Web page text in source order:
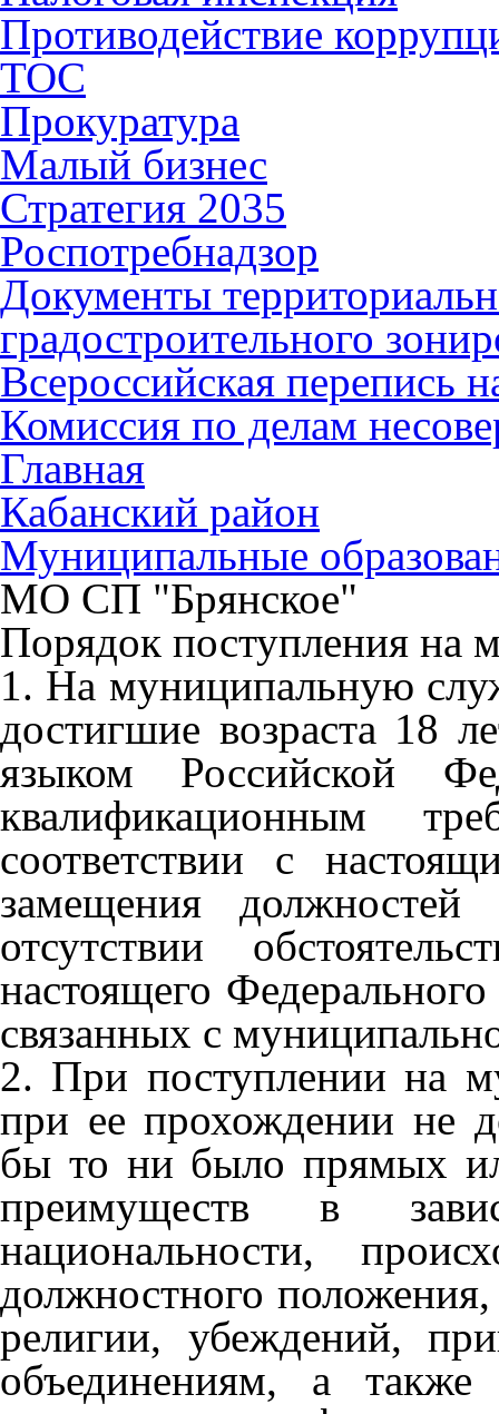
Противодействие
ТОС
Прокуратура
Малый бизнес
Стратегия 2035
Роспотребнадзор
Документы
градостроительного
Всероссийская перепись
Комиссия по делам
Главная
Кабанский район
Муниципальные
МО СП "Брянское"
Порядок поступления на
1. На муниципальную
достигшие возраста 18
языком Российской
квалификационным
соответствии с
замещения
отсутствии
настоящего
связанных с
2. При поступлении на
при ее прохождении не
бы то ни было прямых
преимуществ в
национальности,
должностного
религии, убеждений,
объединениям, а также